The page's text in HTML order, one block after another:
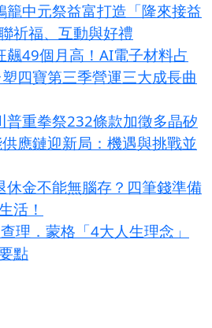
籠中元祭益富打造「隆來接益
祈福、互動與好禮
飆49個月高！AI電子材料占
四寶第三季營運三大成長曲
普重拳祭232條款加徵多晶矽
應鏈迎新局：機遇與挑戰並
休金不能無腦存？四筆錢準備
活！
理．蒙格「4大人生理念」
點